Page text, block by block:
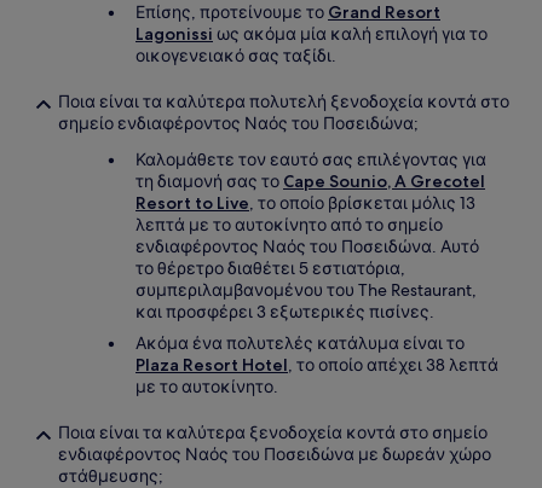
Επίσης, προτείνουμε το Grand Resort
Lagonissi ως ακόμα μία καλή επιλογή για το
οικογενειακό σας ταξίδι.
Ποια είναι τα καλύτερα πολυτελή ξενοδοχεία κοντά στο
σημείο ενδιαφέροντος Ναός του Ποσειδώνα;
Καλομάθετε τον εαυτό σας επιλέγοντας για
τη διαμονή σας το Cape Sounio, A Grecotel
Resort to Live, το οποίο βρίσκεται μόλις 13
λεπτά με το αυτοκίνητο από το σημείο
ενδιαφέροντος Ναός του Ποσειδώνα. Αυτό
το θέρετρο διαθέτει 5 εστιατόρια,
συμπεριλαμβανομένου του The Restaurant,
και προσφέρει 3 εξωτερικές πισίνες.
Ακόμα ένα πολυτελές κατάλυμα είναι το
Plaza Resort Hotel, το οποίο απέχει 38 λεπτά
με το αυτοκίνητο.
Ποια είναι τα καλύτερα ξενοδοχεία κοντά στο σημείο
ενδιαφέροντος Ναός του Ποσειδώνα με δωρεάν χώρο
στάθμευσης;